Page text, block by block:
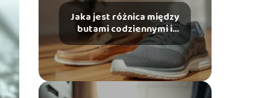
Jaka jest różnica między
butami codziennymi i
sportowymi?